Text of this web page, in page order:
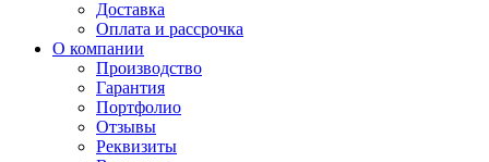
Доставка
Оплата и рассрочка
О компании
Производство
Гарантия
Портфолио
Отзывы
Реквизиты